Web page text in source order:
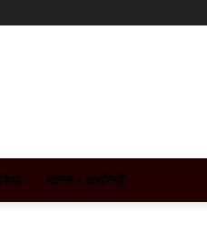
किस्से / कहानियाँ